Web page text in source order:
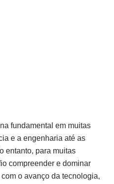
fundamental em muitas
e a engenharia até as
entanto, para muitas
compreender e dominar
o avanço da tecnologia,